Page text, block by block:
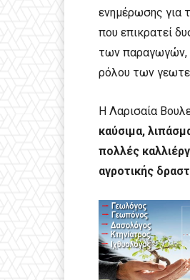
ενημέρωσης για
που επικρατεί
των παραγωγών,
ρόλου των
Η Λαρισαία
καύσιμα,
πολλές
αγροτικής